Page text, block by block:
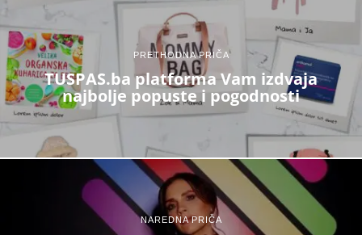
PRETHODNA PRIČA
TUSPAS.ba platforma Vam izdvaja
najbolje popuste i pogodnosti
NAREDNA PRIČA